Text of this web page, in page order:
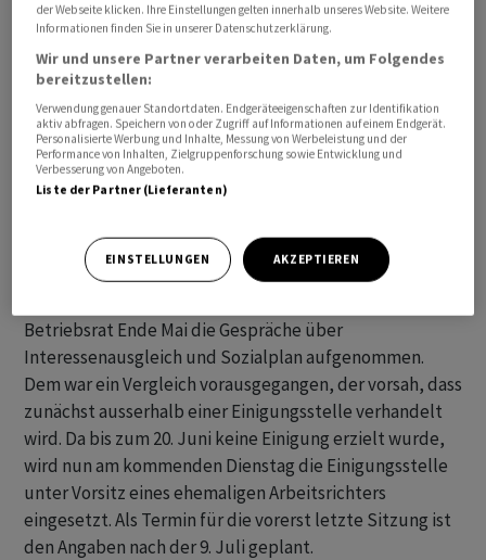
Der Sozialplan regelt den finanziellen Ausgleich für die
Beschäftigten wie Abfindungen oder Prämien. Beim
Interessenausgleich, der die organisatorischen Aspekte
der geplanten Schliessung wie Schichtplanungen
regelt, wurden laut einem Unternehmenssprecher
bereits gute Ergebnisse erzielt. Bei Zalando in Erfurt
geht es aktuell um rund 2.000 Arbeitsplätze.
Zalando hält am Schliessungsdatum fest
Betriebsrat Ende Mai die Gespräche über
Interessenausgleich und Sozialplan aufgenommen.
Dem war ein Vergleich vorausgegangen, der vorsah, dass
zunächst ausserhalb einer Einigungsstelle verhandelt
wird. Da bis zum 20. Juni keine Einigung erzielt wurde,
wird nun am kommenden Dienstag die Einigungsstelle
unter Vorsitz eines ehemaligen Arbeitsrichters
eingesetzt. Als Termin für die vorerst letzte Sitzung ist
den Angaben nach der 9. Juli geplant.
der Webseite klicken. Ihre Einstellungen gelten innerhalb unseres Website. Weitere
Informationen finden Sie in unserer Datenschutzerklärung.
Wir und unsere Partner verarbeiten Daten, um Folgendes
bereitzustellen:
Verwendung genauer Standortdaten. Endgeräteeigenschaften zur Identifikation
aktiv abfragen. Speichern von oder Zugriff auf Informationen auf einem Endgerät.
Personalisierte Werbung und Inhalte, Messung von Werbeleistung und der
Performance von Inhalten, Zielgruppenforschung sowie Entwicklung und
Verbesserung von Angeboten.
Liste der Partner (Lieferanten)
EINSTELLUNGEN AKZEPTIEREN